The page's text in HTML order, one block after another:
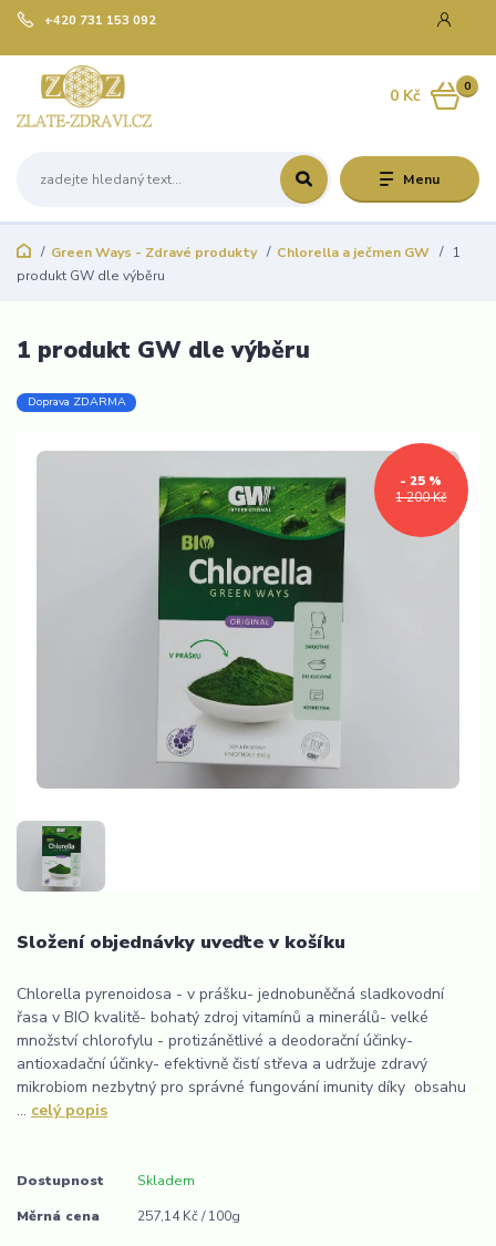
Menu
+420 731 153 092
0
0 Kč
Green Ways - Zdravé produkty Chlorella a ječmen GW
1
produkt GW dle výběru
1 produkt GW dle výběru
Doprava ZDARMA
1 200 Kč
- 25 %
Složení objednávky uveďte v košíku
Chlorella pyrenoidosa - v prášku- jednobuněčná sladkovodní
řasa v BIO kvalitě- bohatý zdroj vitamínů a minerálů- velké
množství chlorofylu - protizánětlivé a deodorační účinky-
antioxadační účinky- efektivně čistí střeva a udržuje zdravý
mikrobiom nezbytný pro správné fungování imunity díky obsahu
... celý popis
Dostupnost Skladem
Měrná cena 257,14 Kč / 100g